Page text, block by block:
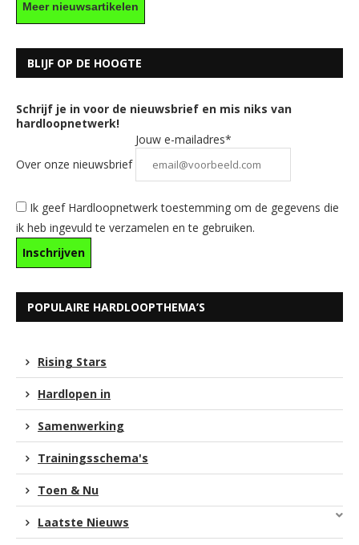
Meer nieuwsartikelen
BLIJF OP DE HOOGTE
Schrijf je in voor de nieuwsbrief en mis niks van
hardloopnetwerk!
Over onze nieuwsbrief
Jouw e-mailadres*
Ik geef Hardloopnetwerk toestemming om de gegevens die
ik heb ingevuld te verzamelen en te gebruiken.
POPULAIRE HARDLOOPTHEMA’S
Rising Stars
Hardlopen in
Samenwerking
Trainingsschema's
Toen & Nu
Laatste Nieuws